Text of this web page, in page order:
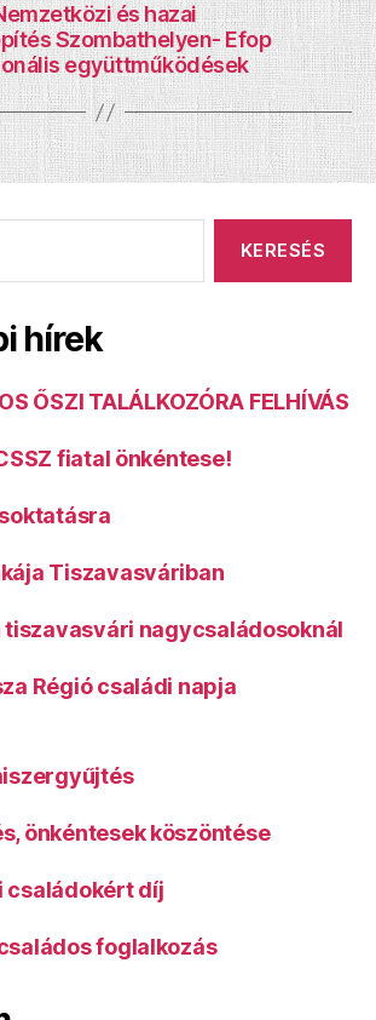
és hazai
Szombathelyen- Efop
együttműködések
hírek
ŐSZI TALÁLKOZÓRA FELHÍVÁS
fiatal önkéntese!
Tiszavasváriban
tiszavasvári nagycsaládosoknál
Régió családi napja
önkéntesek köszöntése
családokért díj
foglalkozás